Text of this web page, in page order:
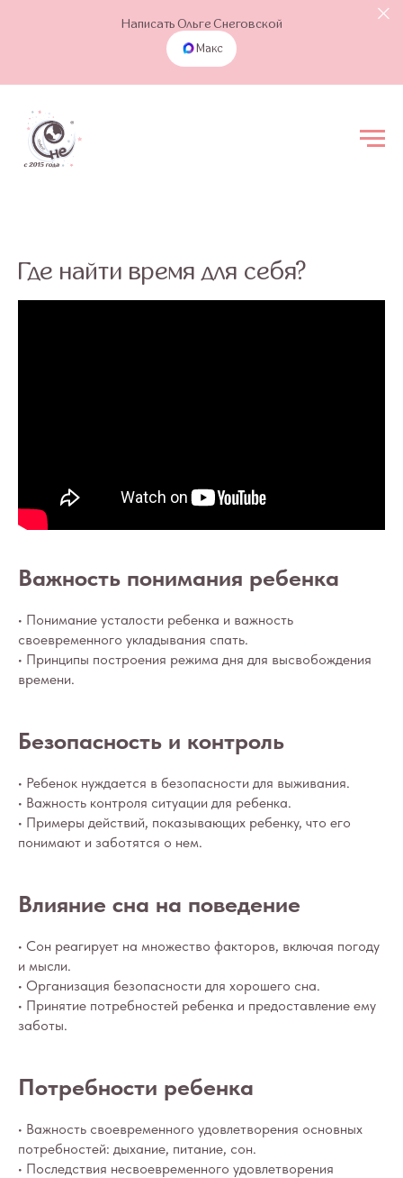
Написать Ольге Снеговской
Макс
Где найти время для себя?
Важность понимания ребенка
• Понимание усталости ребенка и важность
своевременного укладывания спать.
• Принципы построения режима дня для высвобождения
времени.
Безопасность и контроль
• Ребенок нуждается в безопасности для выживания.
• Важность контроля ситуации для ребенка.
• Примеры действий, показывающих ребенку, что его
понимают и заботятся о нем.
Влияние сна на поведение
• Сон реагирует на множество факторов, включая погоду
и мысли.
• Организация безопасности для хорошего сна.
• Принятие потребностей ребенка и предоставление ему
заботы.
Потребности ребенка
• Важность своевременного удовлетворения основных
потребностей: дыхание, питание, сон.
• Последствия несвоевременного удовлетворения